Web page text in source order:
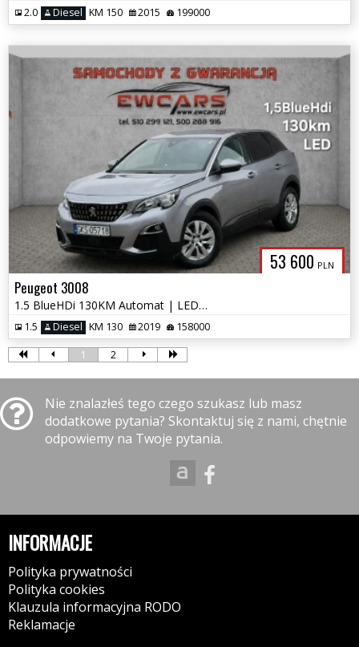
2.0 Diesel KM 150 2015 199000
53 600 PLN
Peugeot 3008
1.5 BlueHDi 130KM Automat | LED | Navi | Android Auto | ZAREJESTROWANY
1.5 Diesel KM 130 2019 158000
1 2
Nie znalazłeś tego czego szukasz lub masz
dodatkowe pytania? Skontaktuj się z nami, chętnie
odpowiemy na Twoje pytania.
INFORMACJE
Polityka prywatności
Polityka cookies
Klauzula informacyjna RODO
Reklamacje